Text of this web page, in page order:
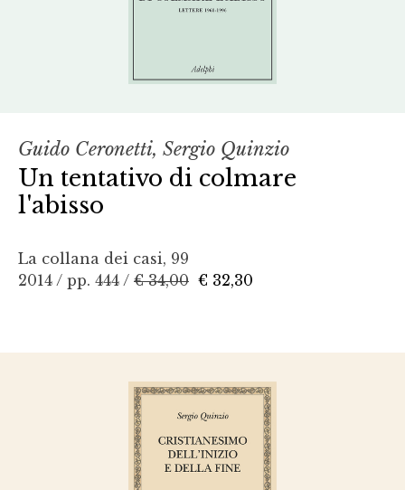
Guido Ceronetti, Sergio Quinzio
Un tentativo di colmare
l'abisso
La collana dei casi, 99
2014 / pp. 444 / € 34,00 € 32,30